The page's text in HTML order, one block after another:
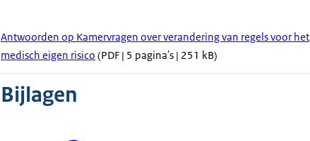
Antwoorden op Kamervragen over verandering van regels voor het
medisch eigen risico (PDF | 5 pagina's | 251 kB)
Bijlagen